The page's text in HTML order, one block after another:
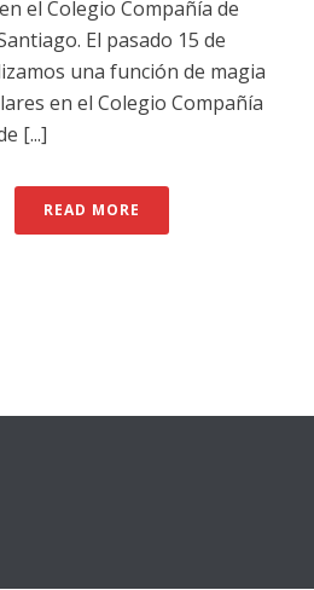
el Colegio Compañía de
El pasado 15 de
una función de magia
en el Colegio Compañía
[...]
READ MORE